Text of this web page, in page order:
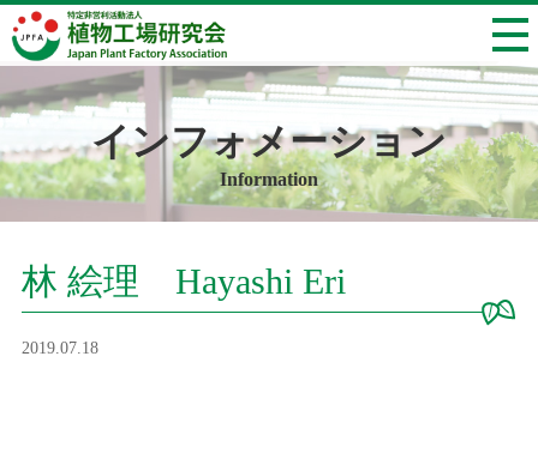
インフォメーション
Information
林 絵理 Hayashi Eri
2019.07.18